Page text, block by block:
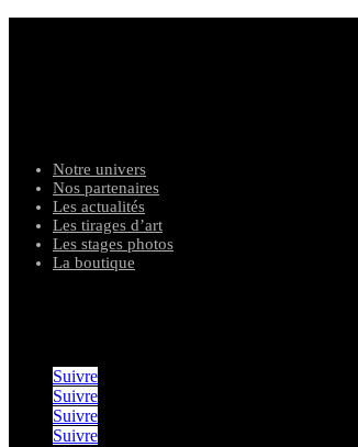
Notre univers
Nos partenaires
Les actualités
Les tirages d’art
Les stages photos
La boutique
Suivre
Suivre
Suivre
Suivre